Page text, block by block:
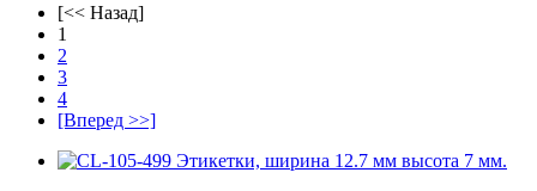
[<< Назад]
1
2
3
4
[Вперед >>]